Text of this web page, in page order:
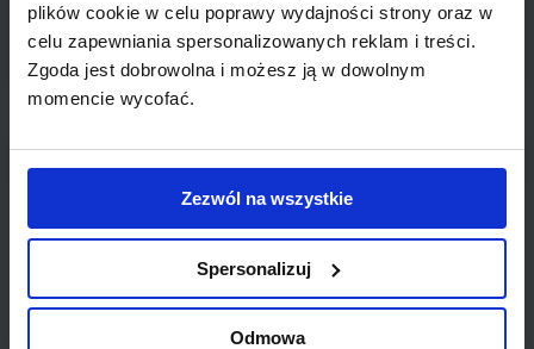
plików cookie w celu poprawy wydajności strony oraz w
celu zapewniania spersonalizowanych reklam i treści.
Zgoda jest dobrowolna i możesz ją w dowolnym
momencie wycofać.
Zezwól na wszystkie
Spersonalizuj
Odmowa
przelew, gotówka, karta
LINIA LOTNICZA
Virgin Atlantic
połączenie.